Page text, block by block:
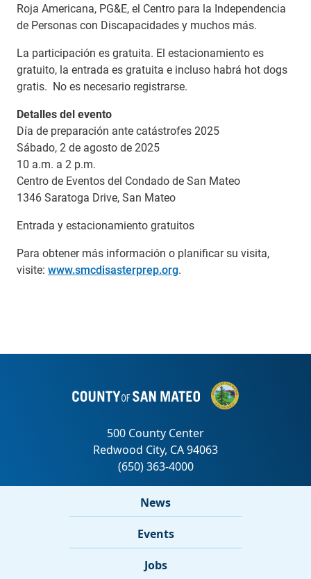
Roja Americana, PG&E, el Centro para la Independencia
de Personas con Discapacidades y muchos más.
La participación es gratuita. El estacionamiento es
gratuito, la entrada es gratuita e incluso habrá hot dogs
gratis. No es necesario registrarse.
Detalles del evento
Día de preparación ante catástrofes 2025
Sábado, 2 de agosto de 2025
10 a.m. a 2 p.m.
Centro de Eventos del Condado de San Mateo
1346 Saratoga Drive, San Mateo
Entrada y estacionamiento gratuitos
Para obtener más información o planificar su visita,
visite: www.smcdisasterprep.org.
News
Events
Jobs